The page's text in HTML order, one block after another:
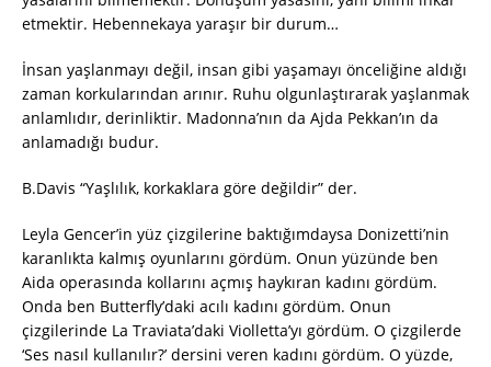
etmektir. Hebennekaya yaraşır bir durum…
İnsan yaşlanmayı değil, insan gibi yaşamayı önceliğine aldığı
zaman korkularından arınır. Ruhu olgunlaştırarak yaşlanmak
anlamlıdır, derinliktir. Madonna’nın da Ajda Pekkan’ın da
anlamadığı budur.
B.Davis “Yaşlılık, korkaklara göre değildir” der.
Leyla Gencer’in yüz çizgilerine baktığımdaysa Donizetti’nin
karanlıkta kalmış oyunlarını gördüm. Onun yüzünde ben
Aida operasında kollarını açmış haykıran kadını gördüm.
Onda ben Butterfly’daki acılı kadını gördüm. Onun
çizgilerinde La Traviata’daki Violletta’yı gördüm. O çizgilerde
‘Ses nasıl kullanılır?’ dersini veren kadını gördüm. O yüzde,